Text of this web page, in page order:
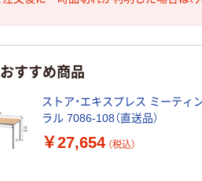
すすめ商品
ストア・エキスプレス ミーティ
ラル 7086-108（直送品）
￥27,654 （税込）